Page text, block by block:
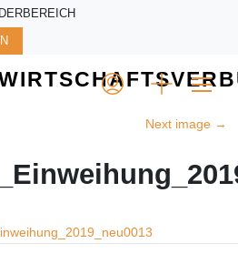
Next image →